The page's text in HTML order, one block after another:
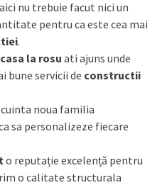
aici nu trebuie facut nici un
pentru ca este cea mai
.
casa la rosu ati ajuns unde
bune servicii de constructii
noua familia
sa personalizeze fiecare
o reputație excelență pentru
o calitate structurala